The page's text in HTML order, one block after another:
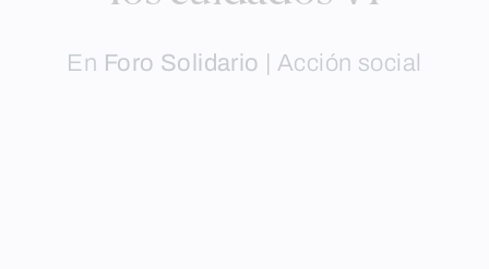
En Foro Solidario |Acción social